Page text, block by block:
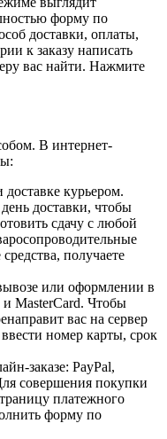
форму по
доставки, оплаты,
к заказу написать
вас найти. Нажмите
В интернет-
курьером.
доставки, чтобы
сдачу с любой
получаете
или оформлении в
и MasterCard. Чтобы
вас на сервер
номер карты, срок
заказе: PayPal,
совершения покупки
платежного
форму по